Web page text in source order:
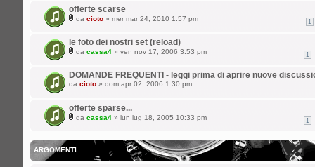
offerte scarse
1
da cioto » mer mar 24, 2010 1:57 pm
le foto dei nostri set (reload)
1
da cassa4 » ven nov 17, 2006 3:53 pm
DOMANDE FREQUENTI - leggi prima di aprire nuove
da cioto » dom apr 02, 2006 1:30 pm
offerte sparse...
1
da cassa4 » lun lug 18, 2005 10:33 pm
ARGOMENTI